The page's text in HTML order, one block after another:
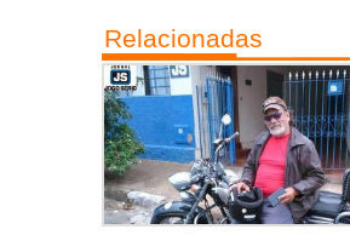
Relacionadas